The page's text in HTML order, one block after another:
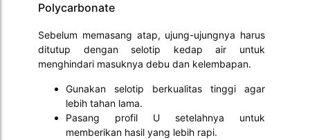
Polycarbonate
Sebelum memasang atap, ujung-ujungnya harus
ditutup dengan selotip kedap air untuk
menghindari masuknya debu dan kelembapan.
Gunakan selotip berkualitas tinggi agar
lebih tahan lama.
Pasang profil U setelahnya untuk
memberikan hasil yang lebih rapi.